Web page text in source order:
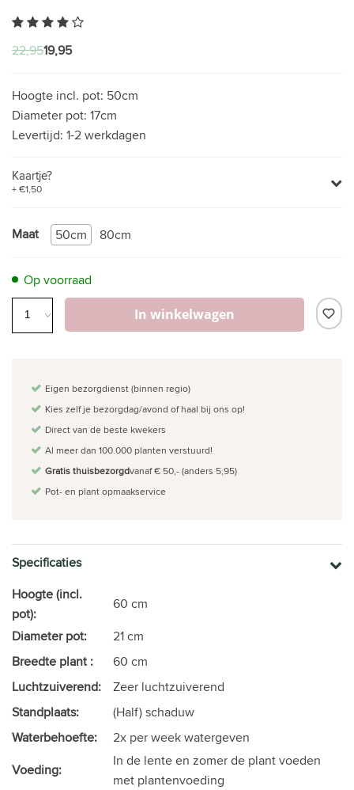
22,9519,95
Hoogte incl. pot: 50cm
Diameter pot: 17cm
Levertijd: 1-2 werkdagen
Kaartje?
+ €1,50
Maat 80cm
50cm
Op voorraad
In winkelwagen
Eigen bezorgdienst (binnen regio)
Kies zelf je bezorgdag/avond of haal bij ons op!
Direct van de beste kwekers
Al meer dan 100.000 planten verstuurd!
Gratis thuisbezorgdvanaf € 50,- (anders 5,95)
Pot- en plant opmaakservice
Specificaties
Hoogte (incl.
pot):
60 cm
Diameter pot:
21 cm
Breedte plant :
60 cm
Luchtzuiverend:
Zeer luchtzuiverend
Standplaats:
(Half) schaduw
Waterbehoefte:
2x per week watergeven
Voeding:
In de lente en zomer de plant voeden
met plantenvoeding